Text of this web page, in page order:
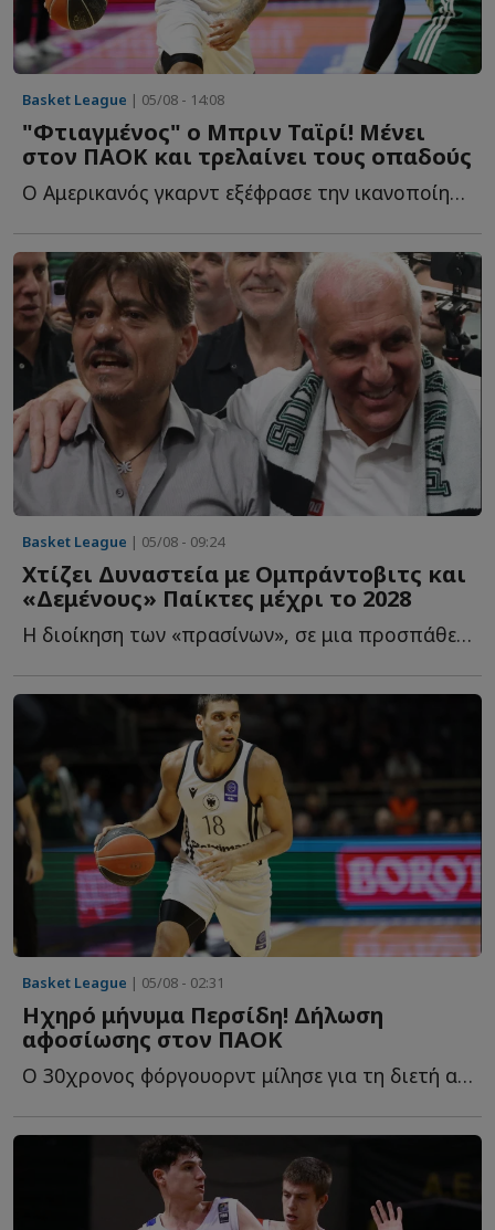
Basket League | 05/08 - 14:08
"Φτιαγμένος" ο Μπριν Ταϊρί! Μένει
στον ΠΑΟΚ και τρελαίνει τους οπαδούς
Ο Αμερικανός γκαρντ εξέφρασε την ικανοποίησή του για τ...
Basket League | 05/08 - 09:24
Χτίζει Δυναστεία με Ομπράντοβιτς και
«Δεμένους» Παίκτες μέχρι το 2028
Η διοίκηση των «πρασίνων», σε μια προσπάθεια να επαναφέρει τ...
Basket League | 05/08 - 02:31
Ηχηρό μήνυμα Περσίδη! Δήλωση
αφοσίωσης στον ΠΑΟΚ
Ο 30χρονος φόργουορντ μίλησε για τη διετή ανανέωση, τ...